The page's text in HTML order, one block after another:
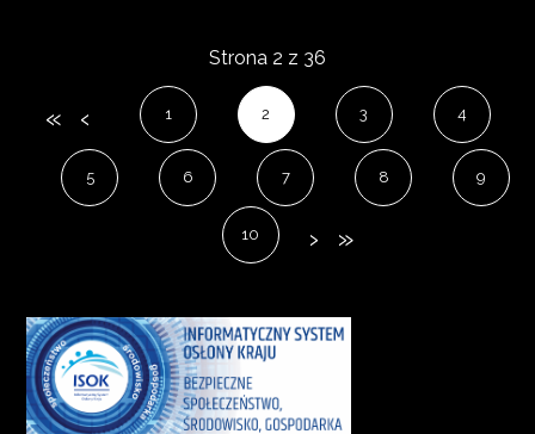
Strona 2 z 36
1 2 3 4
5 6 7 8 9
10